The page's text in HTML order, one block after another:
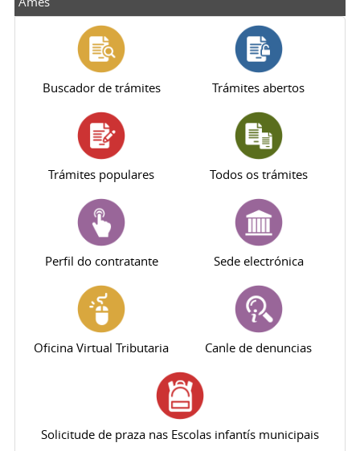
Buscador de trámites Trámites abertos
Trámites populares Todos os trámites
Perfil do contratante Sede electrónica
Oficina Virtual Tributaria Canle de denuncias
Solicitude de praza nas Escolas infantís municipais